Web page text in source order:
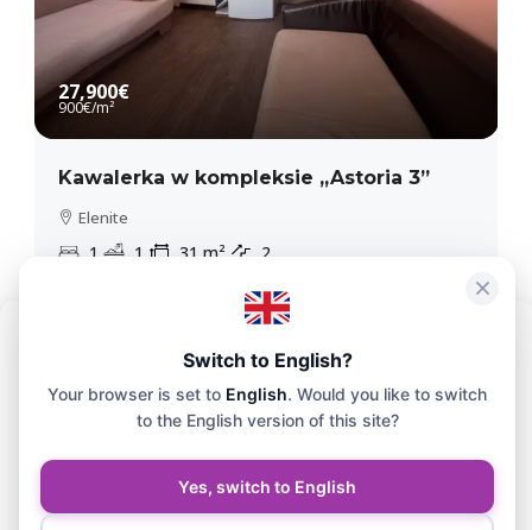
Aby zapewnić maksymalną wygodę, korzystamy z technologii takich jak
pliki cookie do przechowywania i/lub uzyskiwania dostępu do
informacji o Twoim urządzeniu. Zgoda na korzystanie z tych technologii
pozwoli nam przetwarzać na tej stronie dane, takie jak historia
Zaakceptuj
27,900€
900€/m²
Kawalerka w kompleksie „Astoria 3”
Elenite
1 1 31 m² 2
Switch to English?
Your browser is set to English. Would you like to switch
to the English version of this site?
Yes, switch to English